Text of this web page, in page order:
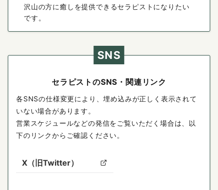
沢山の方に癒しを提供できるセラピストになりたい
です。
SNS
セラピストのSNS・関連リンク
各SNSの仕様変更により、埋め込みが正しく表示されて
いない場合があります。
営業スケジュールなどの発信をご覧いただく場合は、以
下のリンクからご確認ください。
X（旧Twitter）